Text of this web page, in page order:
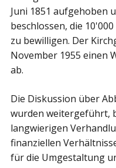
Juni 1851 aufgehoben
beschlossen, die
zu bewilligen. Der
November 1955 einen
ab.
Die Diskussion über
wurden weitergeführt,
langwierigen
finanziellen
für die Umgestaltung